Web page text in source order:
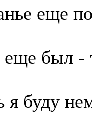
еще
был -
я буду